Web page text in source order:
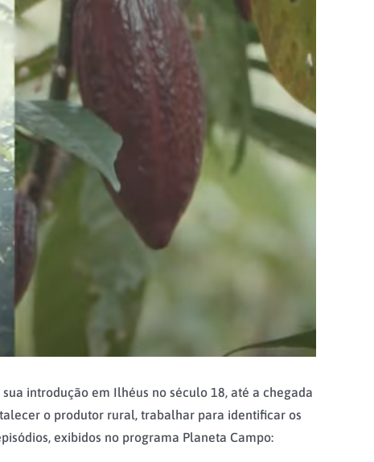
introdução em Ilhéus no século 18, até a chegada
o produtor rural, trabalhar para identificar os
exibidos no programa Planeta Campo: